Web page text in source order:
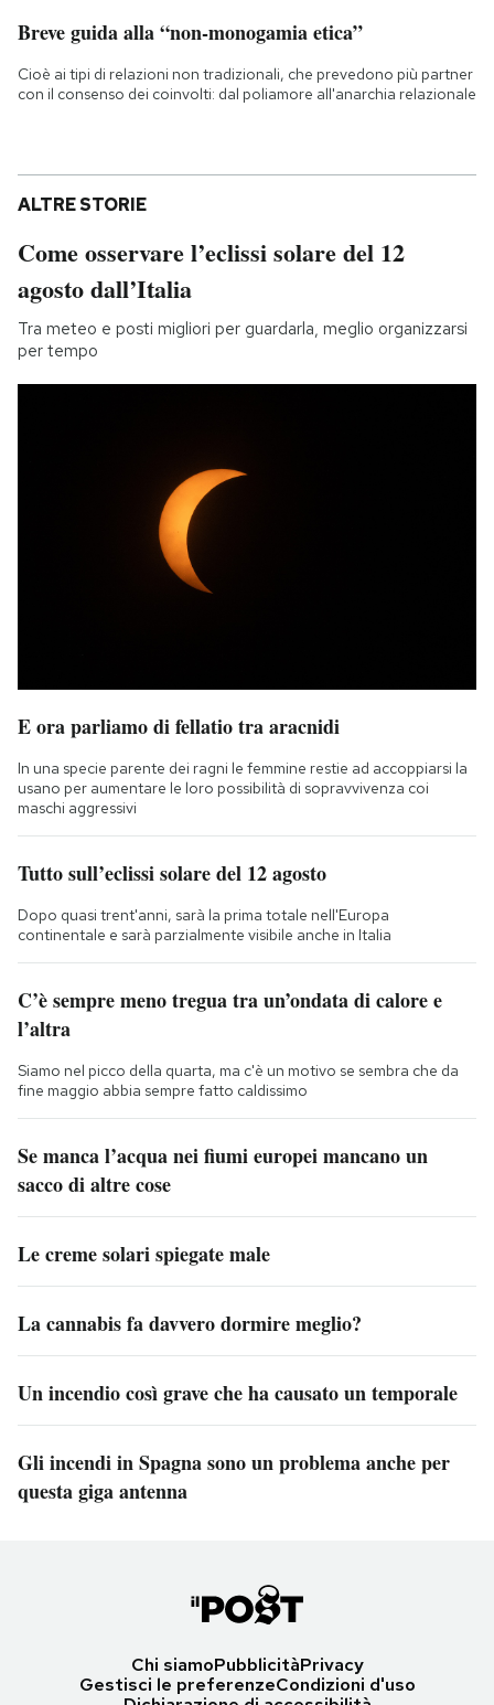
Breve guida alla “non-monogamia etica”
Cioè ai tipi di relazioni non tradizionali, che prevedono più partner
con il consenso dei coinvolti: dal poliamore all'anarchia relazionale
ALTRE STORIE
Come osservare l’eclissi solare del 12
agosto dall’Italia
Tra meteo e posti migliori per guardarla, meglio organizzarsi
per tempo
E ora parliamo di fellatio tra aracnidi
In una specie parente dei ragni le femmine restie ad accoppiarsi la
usano per aumentare le loro possibilità di sopravvivenza coi
maschi aggressivi
Tutto sull’eclissi solare del 12 agosto
Dopo quasi trent'anni, sarà la prima totale nell'Europa
continentale e sarà parzialmente visibile anche in Italia
C’è sempre meno tregua tra un’ondata di calore e
l’altra
Siamo nel picco della quarta, ma c'è un motivo se sembra che da
fine maggio abbia sempre fatto caldissimo
Se manca l’acqua nei fiumi europei mancano un
sacco di altre cose
Le creme solari spiegate male
La cannabis fa davvero dormire meglio?
Un incendio così grave che ha causato un temporale
Gli incendi in Spagna sono un problema anche per
questa giga antenna
Chi siamoPubblicitàPrivacy
Gestisci le preferenzeCondizioni d'uso